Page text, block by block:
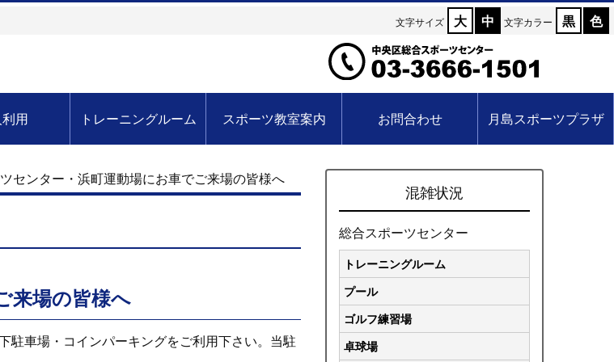
文字サイズ 大 中 文字カラー 黒 色
用 トレーニングルーム スポーツ教室案内 お問合わせ 月島スポーツプラザ
センター・浜町運動場にお車でご来場の皆様へ
来場の皆様へ
駐車場・コインパーキングをご利用下さい。当駐
混雑状況
総合スポーツセンター
トレーニングルーム
プール
ゴルフ練習場
卓球場